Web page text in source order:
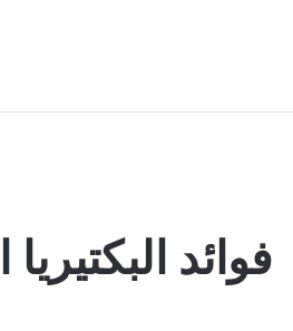
فوائد